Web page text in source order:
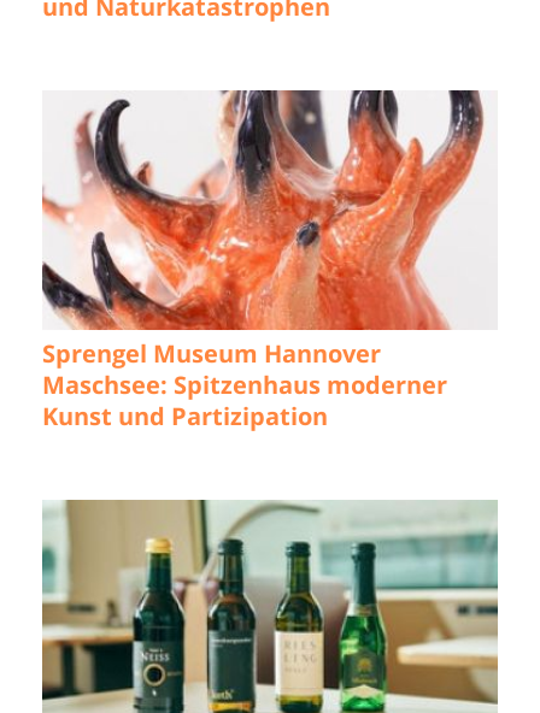
und Naturkatastrophen
Sprengel Museum Hannover
Maschsee: Spitzenhaus moderner
Kunst und Partizipation